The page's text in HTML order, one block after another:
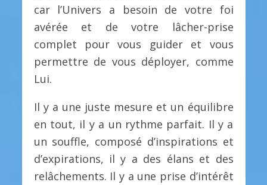
car l’Univers a besoin de votre foi
avérée et de votre lâcher-prise
complet pour vous guider et vous
permettre de vous déployer, comme
Lui.
Il y a une juste mesure et un équilibre
en tout, il y a un rythme parfait. Il y a
un souffle, composé d’inspirations et
d’expirations, il y a des élans et des
relâchements. Il y a une prise d’intérêt